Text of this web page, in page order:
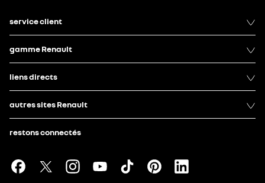
service client
gamme Renault
liens directs
autres sites Renault
restons connectés